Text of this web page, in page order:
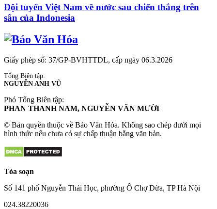
Đội tuyển Việt Nam về nước sau chiến thắng trên
sân của Indonesia
Giấy phép số: 37/GP-BVHTTDL, cấp ngày 06.3.2026
Tổng Biên tập:
NGUYỄN ANH VŨ
Phó Tổng Biên tập:
PHAN THANH NAM, NGUYỄN VĂN MƯỜI
© Bản quyền thuộc về Báo Văn Hóa. Không sao chép dưới mọi
hình thức nếu chưa có sự chấp thuận bằng văn bản.
Tòa soạn
Số 141 phố Nguyễn Thái Học, phường Ô Chợ Dừa, TP Hà Nội
024.38220036